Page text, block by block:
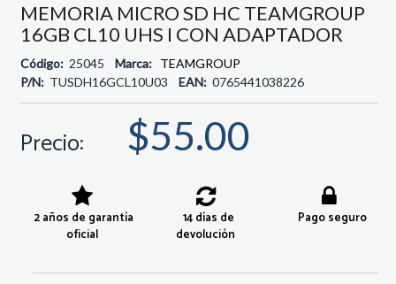
MEMORIA MICRO SD HC TEAMGROUP
16GB CL10 UHS I CON ADAPTADOR
Código: 25045 Marca: TEAMGROUP
P/N: TUSDH16GCL10U03 EAN: 0765441038226
Precio: $55.00
2 años de garantía
oficial
14 días de
devolución
Pago seguro